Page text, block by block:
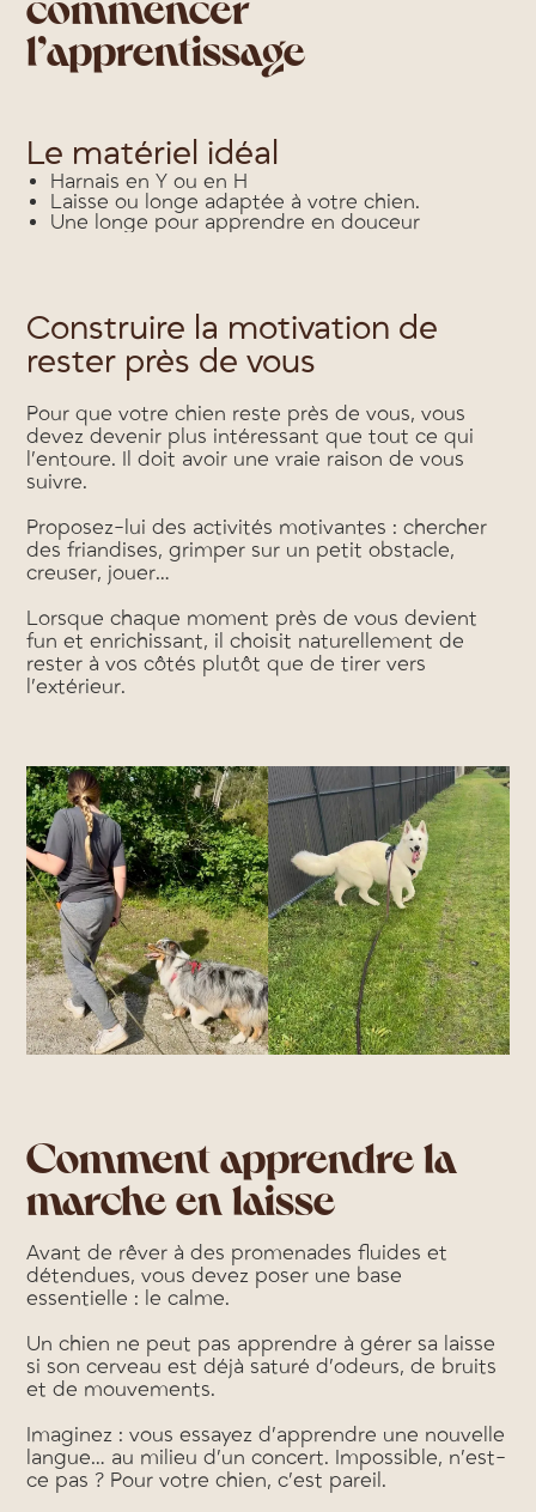
l’apprentissage
Le matériel idéal
Harnais en Y ou en H
Laisse ou longe adaptée à votre chien.
Une longe pour apprendre en douceur
Construire la motivation de
rester près de vous
Pour que votre chien reste près de vous, vous
devez devenir plus intéressant que tout ce qui
l’entoure. Il doit avoir une vraie raison de vous
suivre.
Proposez-lui des activités motivantes : chercher
des friandises, grimper sur un petit obstacle,
creuser, jouer…
Lorsque chaque moment près de vous devient
fun et enrichissant, il choisit naturellement de
rester à vos côtés plutôt que de tirer vers
l’extérieur.
Comment apprendre la
marche en laisse
Avant de rêver à des promenades fluides et
détendues, vous devez poser une base
essentielle : le calme.
Un chien ne peut pas apprendre à gérer sa laisse
si son cerveau est déjà saturé d’odeurs, de bruits
et de mouvements.
Imaginez : vous essayez d’apprendre une nouvelle
langue… au milieu d’un concert. Impossible, n’est-
ce pas ? Pour votre chien, c’est pareil.